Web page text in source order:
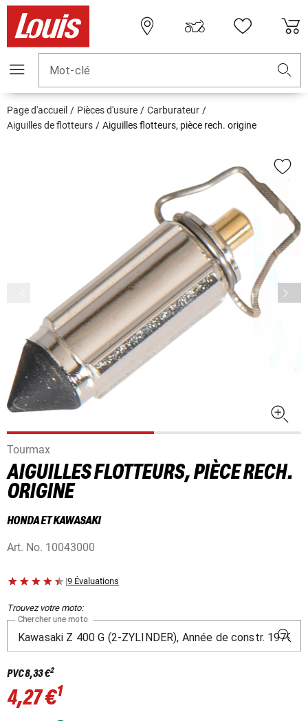
Mot-clé
Page d'accueil Pièces d'usure
Carburateur
Aiguilles de flotteurs
Aiguilles flotteurs, pièce rech. origine
Tourmax
AIGUILLES FLOTTEURS, PIÈCE RECH.
ORIGINE
HONDA ET KAWASAKI
Art. No. 10043000
|9 Évaluations
Trouvez votre moto:
Chercher une moto
PVC8,33 €2
4,27 €1